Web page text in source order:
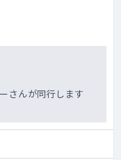
さんが同行します